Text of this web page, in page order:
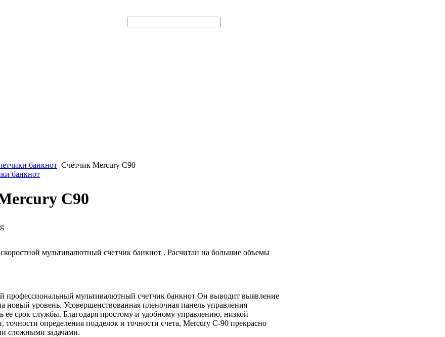
банкнот Счётчик Mercury C90
банкнот
C90
мультивалютный счетчик банкнот . Расчитан на большие объемы
профессиональный мультивалютный счетчик банкнот Он выводит выявление
уровень. Усовершенствованная пленочная панель управления
ее срок службы. Благодаря простому и удобному управлению, низкой
точности определения подделок и точности счета, Mercury C-90 прекрасно
сложными задачами.